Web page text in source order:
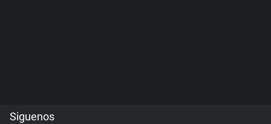
Siguenos